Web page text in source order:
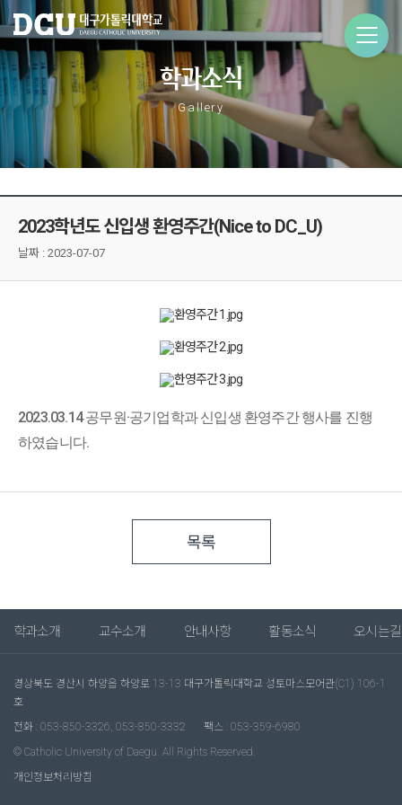
학과소식
Gallery
2023학년도 신입생 환영주간(Nice to DC_U)
날짜 : 2023-07-07
2023.03.14 공무원·공기업학과 신입생 환영주간 행사를 진행
하였습니다.
목록
학과소개 교수소개 안내사항 활동소식 오시는길
경상북도 경산시 하양읍 하양로 13-13 대구가톨릭대학교 성토마스모어관(C1) 106-1
호
전화 : 053-850-3326, 053-850-3332
팩스 : 053-359-6980
© Catholic University of Daegu. All Rights Reserved.
개인정보처리방침